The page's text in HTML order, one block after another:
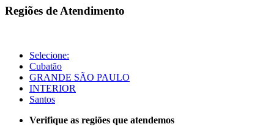
Regiões de Atendimento
Selecione:
Cubatão
GRANDE SÃO PAULO
INTERIOR
Santos
Verifique as regiões que atendemos